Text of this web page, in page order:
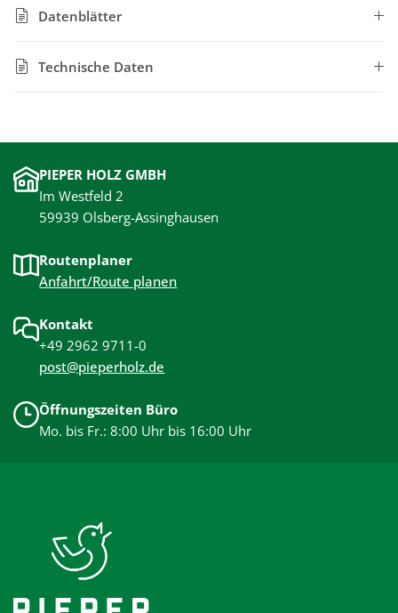
Datenblätter
Technische Daten
PIEPER HOLZ GMBH
Im Westfeld 2
59939 Olsberg-Assinghausen
Routenplaner
Anfahrt/Route planen
Kontakt
+49 2962 9711-0
post@pieperholz.de
Öffnungszeiten Büro
Mo. bis Fr.: 8:00 Uhr bis 16:00 Uhr